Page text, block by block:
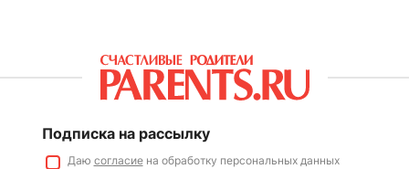
Подписка на рассылку
Даю согласиена обработку персональных данных